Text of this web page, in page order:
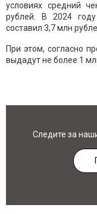
условиях средний
рублей. В 2024
составил 3,7 млн
При этом, согласно
выдадут не более 1
Следите за